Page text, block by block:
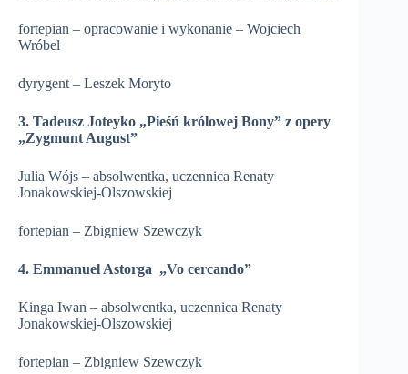
fortepian – opracowanie i wykonanie – Wojciech
Wróbel
dyrygent – Leszek Moryto
3. Tadeusz Joteyko „Pieśń królowej Bony” z opery
„Zygmunt August”
Julia Wójs – absolwentka, uczennica Renaty
Jonakowskiej-Olszowskiej
fortepian – Zbigniew Szewczyk
4. Emmanuel Astorga „Vo cercando”
Kinga Iwan – absolwentka, uczennica Renaty
Jonakowskiej-Olszowskiej
fortepian – Zbigniew Szewczyk